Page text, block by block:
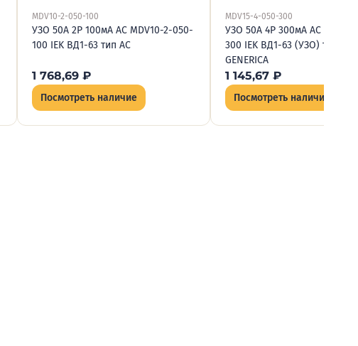
MDV10-2-050-100
УЗО 50А 2P 100мА AC MDV10-2-050-
100 IEK ВД1-63 тип АС
1 768,69 ₽
Посмотреть наличие
MDV15-4-050-300
УЗО 50А 4P 300мА AC
300 IEK ВД1-63 (УЗО) тип AC
GENERICA
1 145,67 ₽
Посмотреть наличие